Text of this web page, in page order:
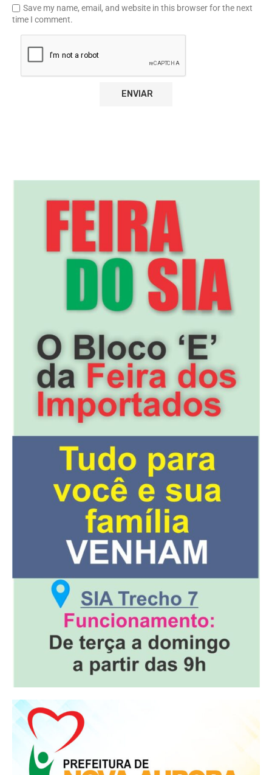
Save my name, email, and website in this browser for the next
time I comment.